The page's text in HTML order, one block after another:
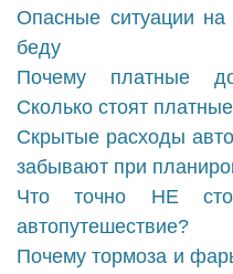
Опасные ситуации на
беду
Почему платные
Сколько стоят
Скрытые расходы
забывают при
Что точно НЕ
автопутешествие?
Почему тормоза и